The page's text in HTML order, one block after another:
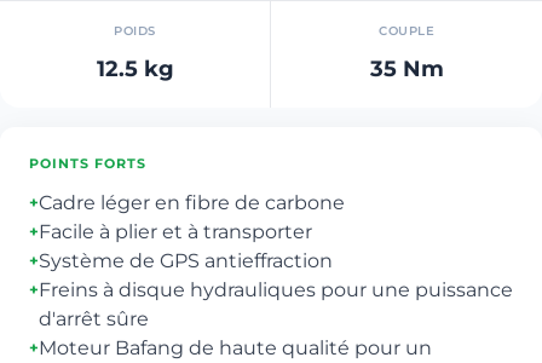
POIDS
12.5 kg
COUPLE
35 Nm
POINTS FORTS
+Cadre léger en fibre de carbone
+Facile à plier et à transporter
+Système de GPS antieffraction
+Freins à disque hydrauliques pour une puissance
d'arrêt sûre
+Moteur Bafang de haute qualité pour un